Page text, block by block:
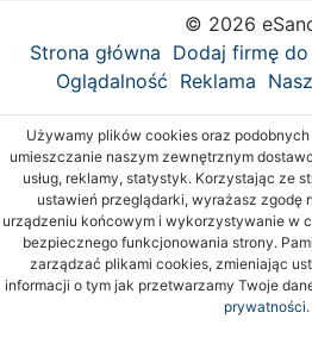
© 2026
Strona główna Dodaj firmę
Oglądalność Reklama
Używamy plików cookies oraz
umieszczanie naszym zewnętrznym
usług, reklamy, statystyk. Korzystając ze
ustawień przeglądarki, wyrażasz zgodę
urządzeniu końcowym i wykorzystywanie w
bezpiecznego funkcjonowania strony.
zarządzać plikami cookies, zmieniając
informacji o tym jak przetwarzamy Twoje
prywatności.